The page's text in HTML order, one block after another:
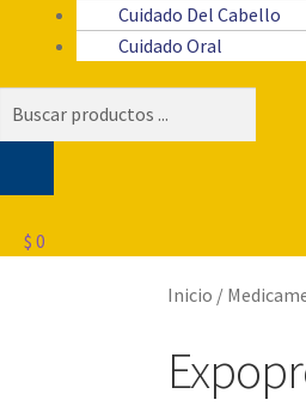
Cuidado Del Cabello
Cuidado Oral
$ 0
Inicio /